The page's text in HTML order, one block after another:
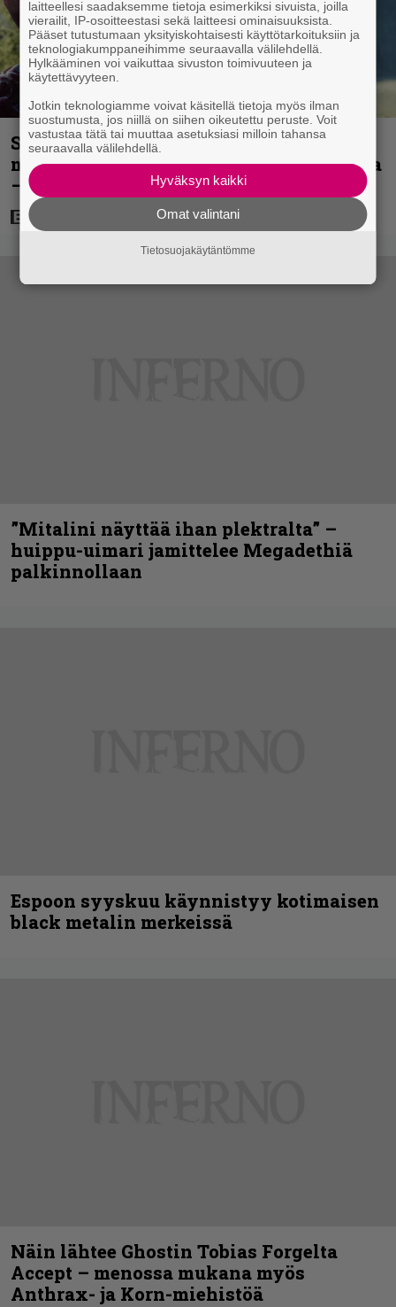
Scifihetki: Ilmaiskatselussa 100
miljoonan dollarin supersankarielokuva
– sai Suomessa 4017 katsojaa
”Mitalini näyttää ihan plektralta” –
huippu-uimari jamittelee Megadethiä
palkinnollaan
Espoon syyskuu käynnistyy kotimaisen
black metalin merkeissä
Näin lähtee Ghostin Tobias Forgelta
Accept – menossa mukana myös
Anthrax- ja Korn-miehistöä
laitteellesi saadaksemme tietoja esimerkiksi sivuista, joilla
vierailit, IP-osoitteestasi sekä laitteesi ominaisuuksista.
Pääset tutustumaan yksityiskohtaisesti käyttötarkoituksiin ja
teknologiakumppaneihimme seuraavalla välilehdellä.
Hylkääminen voi vaikuttaa sivuston toimivuuteen ja
käytettävyyteen.
Jotkin teknologiamme voivat käsitellä tietoja myös ilman
suostumusta, jos niillä on siihen oikeutettu peruste. Voit
vastustaa tätä tai muuttaa asetuksiasi milloin tahansa
seuraavalla välilehdellä.
Hyväksyn kaikki
Omat valintani
Tietosuojakäytäntömme